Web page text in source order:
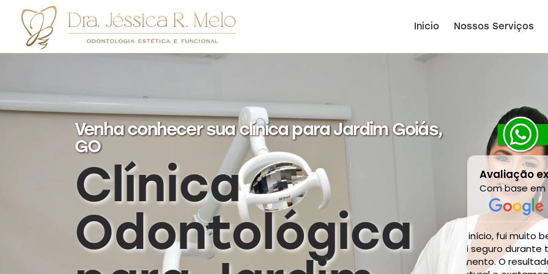
Início Nossos Serviços
Venha conhecer sua clínica para Jardim Goiás,
GO
Clínica
Odontológica
Avaliação
Com base em
Desde o início, fui muito bem atendido e
me senti seguro durante todo o
procedimento. O resultado ficou incrível,
Incrível eu
procedimento e confiável ótima
profissional superr recomendo Dr Jessica R